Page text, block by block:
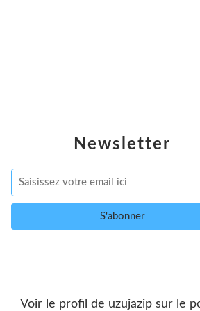
Newsletter
Voir le profil de uzujazip sur le